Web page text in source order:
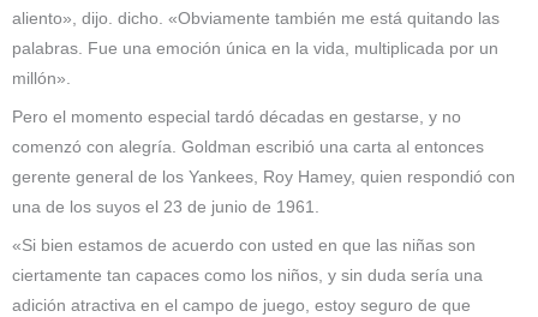
aliento», dijo. dicho. «Obviamente también me está quitando las
palabras. Fue una emoción única en la vida, multiplicada por un
millón».
Pero el momento especial tardó décadas en gestarse, y no
comenzó con alegría. Goldman escribió una carta al entonces
gerente general de los Yankees, Roy Hamey, quien respondió con
una de los suyos el 23 de junio de 1961.
«Si bien estamos de acuerdo con usted en que las niñas son
ciertamente tan capaces como los niños, y sin duda sería una
adición atractiva en el campo de juego, estoy seguro de que